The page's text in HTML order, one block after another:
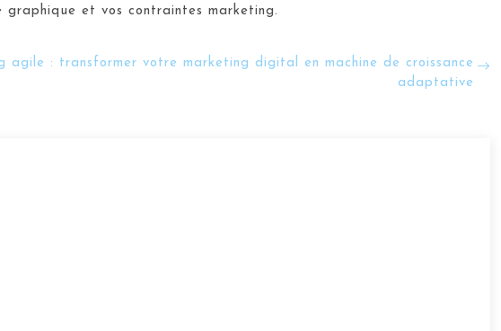
et vos contraintes marketing.
agile : transformer votre marketing digital en machine de croissance
adaptative